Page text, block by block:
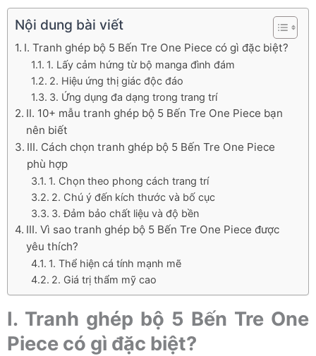
Nội dung bài viết
I. Tranh ghép bộ 5 Bến Tre One Piece có gì đặc biệt?
1. Lấy cảm hứng từ bộ manga đình đám
2. Hiệu ứng thị giác độc đáo
3. Ứng dụng đa dạng trong trang trí
II. 10+ mẫu tranh ghép bộ 5 Bến Tre One Piece bạn
nên biết
III. Cách chọn tranh ghép bộ 5 Bến Tre One Piece
phù hợp
1. Chọn theo phong cách trang trí
2. Chú ý đến kích thước và bố cục
3. Đảm bảo chất liệu và độ bền
III. Vì sao tranh ghép bộ 5 Bến Tre One Piece được
yêu thích?
1. Thể hiện cá tính mạnh mẽ
2. Giá trị thẩm mỹ cao
I. Tranh ghép bộ 5 Bến Tre One
Piece có gì đặc biệt?